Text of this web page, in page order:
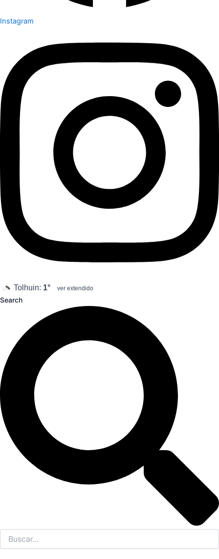
Instagram
Tolhuin: 1° ver extendido
Search